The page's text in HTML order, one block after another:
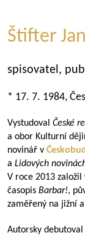
Štifter Jan
spisovatel,
* 17. 7. 1984,
Vystudoval České
a obor Kulturní
novinář v
a Lidových
V roce 2013
časopis Barbar!,
zaměřený na jižní
Autorsky